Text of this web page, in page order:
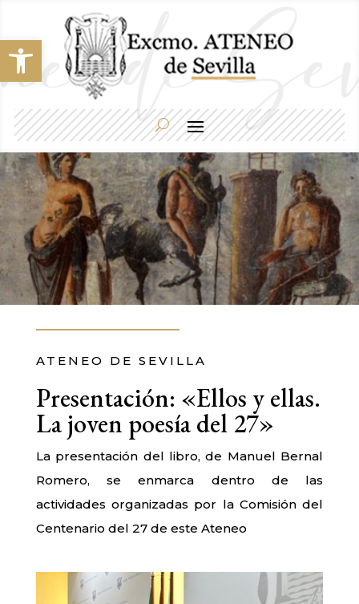
Abrir barra de herramientas
ATENEO DE SEVILLA
Presentación: «Ellos y ellas.
La joven poesía del 27»
La presentación del libro, de Manuel Bernal
Romero, se enmarca dentro de las
actividades organizadas por la Comisión del
Centenario del 27 de este Ateneo